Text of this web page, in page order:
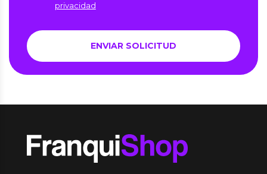
privacidad